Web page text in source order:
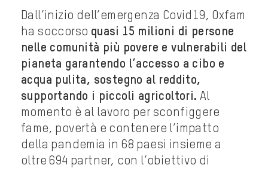
Dall’inizio dell’emergenza Covid19, Oxfam
ha soccorso quasi 15 milioni di persone
nelle comunità più povere e vulnerabili del
pianeta garantendo l’accesso a cibo e
acqua pulita, sostegno al reddito,
supportando i piccoli agricoltori. Al
momento è al lavoro per sconfiggere
fame, povertà e contenere l’impatto
della pandemia in 68 paesi insieme a
oltre 694 partner, con l’obiettivo di